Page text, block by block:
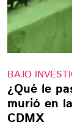
BAJO
¿Qué le
murió en
CDMX